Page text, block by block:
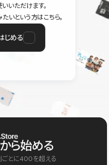
いただけます。
いという方はこちら。
じめる
ら始める
ごとに400を超える